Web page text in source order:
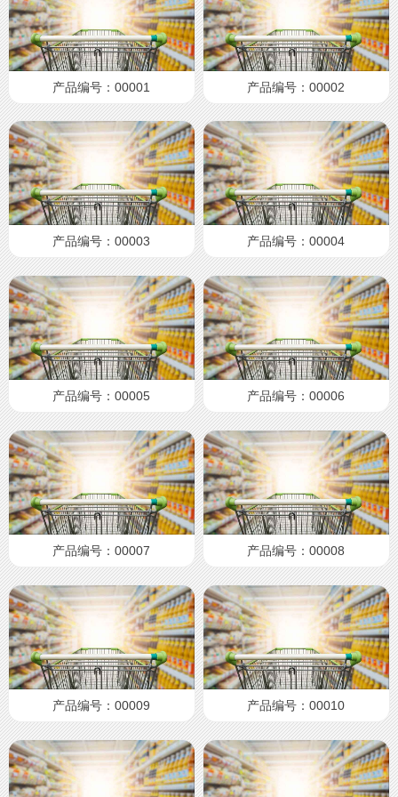
产品编号：00001 产品编号：00002
产品编号：00003 产品编号：00004
产品编号：00005 产品编号：00006
产品编号：00007 产品编号：00008
产品编号：00009 产品编号：00010